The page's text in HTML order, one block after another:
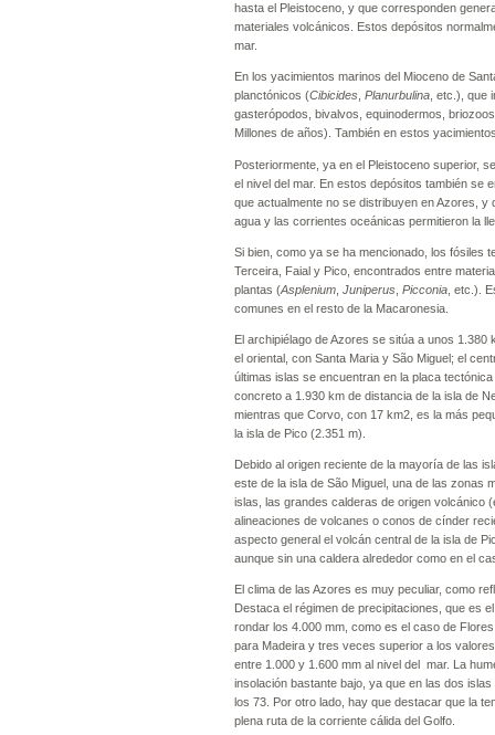
hasta el Pleistoceno, y que corresponden
materiales volcánicos. Estos depósitos
mar.
En los yacimientos marinos del Mioceno de
planctónicos (Cibicides, Planurbulina, etc.), que
gasterópodos, bivalvos, equinodermos,
Millones de años). También en estos
Posteriormente, ya en el Pleistoceno superior,
el nivel del mar. En estos depósitos también se
que actualmente no se distribuyen en Azores,
agua y las corrientes oceánicas permitieron la
Si bien, como ya se ha mencionado, los fósiles
Terceira, Faial y Pico, encontrados entre
plantas (Asplenium Juniperus Picconia , etc.).
comunes en el resto de la Macaronesia.
El archipiélago de Azores se sitúa a unos
el oriental, con Santa Maria y São Miguel; el
últimas islas se encuentran en la placa
concreto a 1.930 km de distancia de la isla de
mientras que Corvo, con 17 km2, es la más
la isla de Pico (2.351 m).
Debido al origen reciente de la mayoría de las
este de la isla de São Miguel, una de las zonas
islas, las grandes calderas de origen volcánico
alineaciones de volcanes o conos de cínder
aspecto general el volcán central de la isla de
aunque sin una caldera alrededor como en el
El clima de las Azores es muy peculiar, como
Destaca el régimen de precipitaciones, que es
rondar los 4.000 mm, como es el caso de
para Madeira y tres veces superior a los
entre 1.000 y 1.600 mm al nivel del mar. La
insolación bastante bajo, ya que en las dos
los 73. Por otro lado, hay que destacar que la
plena ruta de la corriente cálida del Golfo.